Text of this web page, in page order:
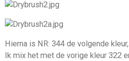
Hierna is NR: 344 de volgende
Ik mix het met de vorige kleur 322